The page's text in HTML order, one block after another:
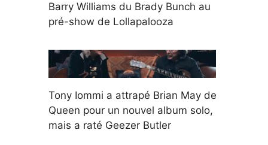
Barry Williams du Brady Bunch au
pré-show de Lollapalooza
Tony Iommi a attrapé Brian May de
Queen pour un nouvel album solo,
mais a raté Geezer Butler